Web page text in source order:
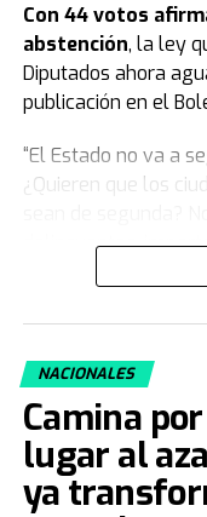
Con 44 votos
abstención, la ley
Diputados ahora
publicación en el
“El Estado no va a
¿Quieren que los
delincuentes,
Y agregó: “Este
que deja de poner
que enterraban a
consecuencias, la
pasaba antes”.
NACIONALES
Camina
lugar al
ya